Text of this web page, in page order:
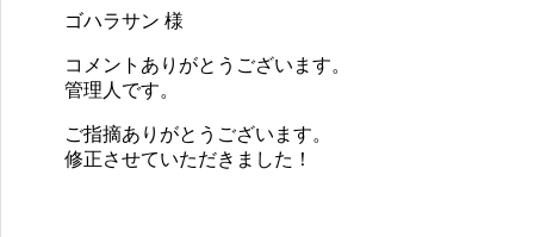
ゴハラサン 様
コメントありがとうございます。
管理人です。
ご指摘ありがとうございます。
修正させていただきました！